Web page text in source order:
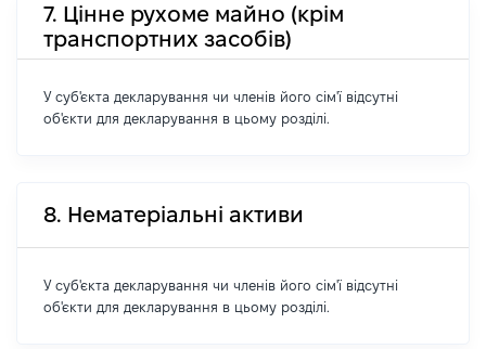
7. Цінне рухоме майно (крім
транспортних засобів)
У суб'єкта декларування чи членів його сім'ї відсутні
об'єкти для декларування в цьому розділі.
8. Нематеріальні активи
У суб'єкта декларування чи членів його сім'ї відсутні
об'єкти для декларування в цьому розділі.